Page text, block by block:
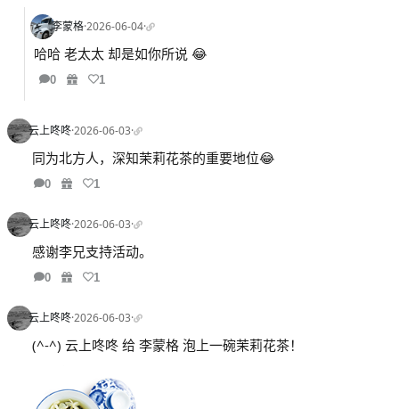
李蒙格·2026-06-04·
哈哈 老太太 却是如你所说 😂
0 1
云上咚咚·2026-06-03·
同为北方人，深知茉莉花茶的重要地位😂
0 1
云上咚咚·2026-06-03·
感谢李兄支持活动。
0 1
云上咚咚·2026-06-03·
(^-^) 云上咚咚 给 李蒙格 泡上一碗茉莉花茶！